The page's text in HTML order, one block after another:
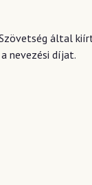
által
nevezési díjat.